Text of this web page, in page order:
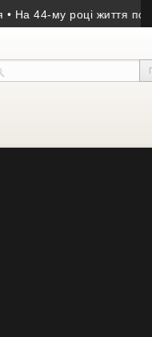
му році життя помер